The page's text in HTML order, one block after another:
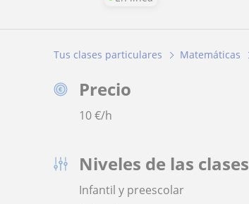
Tus clases particulares Matemáticas
Precio
10€/h
Niveles de las clases
Infantil y preescolar